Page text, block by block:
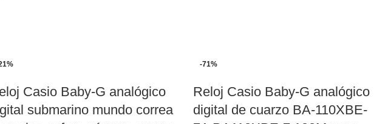
Casio Baby-G analógico
submarino mundo correa
-71%
Reloj Casio Baby-G analógico
digital de cuarzo BA-110XBE-